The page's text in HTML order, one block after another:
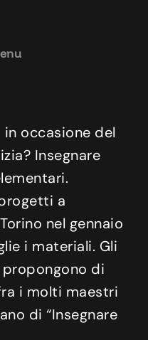
occasione del
Insegnare
a
nel gennaio
i materiali. Gli
di
i molti maestri
di “Insegnare